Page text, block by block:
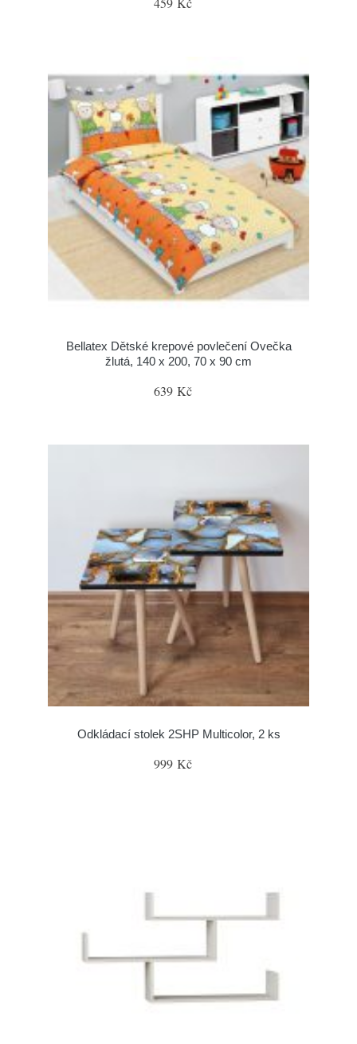
Bellatex Dětské krepové povlečení Ovečka
žlutá, 140 x 200, 70 x 90 cm
639 Kč
Odkládací stolek 2SHP Multicolor, 2 ks
999 Kč